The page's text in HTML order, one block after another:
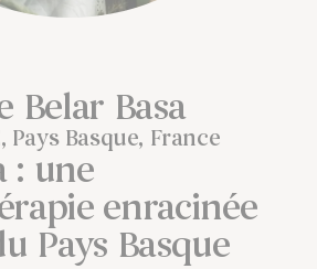
Belar Basa
Pays Basque, France
: une
enracinée
Pays Basque